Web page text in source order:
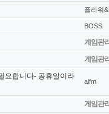
플라워
BOSS
게임관
게임관
요합니다- 공휴일이라
alfm
게임관